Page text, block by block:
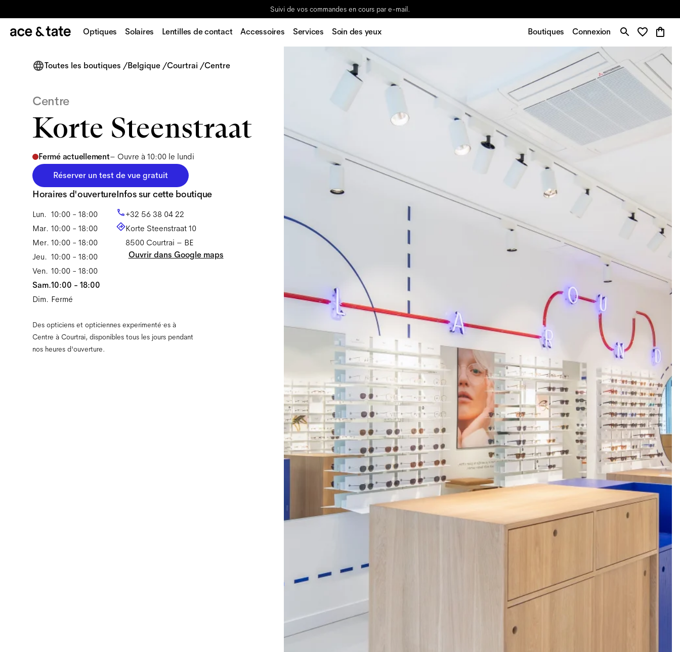
Suivi de vos commandes en cours par e-mail.
Optiques Solaires Lentilles de contact Accessoires Services Soin des yeux Boutiques Connexion
Toutes les boutiques /Belgique /Courtrai /Centre
Centre
Korte Steenstraat
Fermé actuellement– Ouvre à 10:00 le lundi
Réserver un test de vue gratuit
Horaires d'ouverture
Lun.
Mar.
Mer.
Jeu.
Ven.
Sam.
Dim.
10:00 - 18:00
10:00 - 18:00
10:00 - 18:00
10:00 - 18:00
10:00 - 18:00
10:00 - 18:00
Fermé
Infos sur cette boutique
+32 56 38 04 22
Korte Steenstraat 10
8500 Courtrai – BE
Ouvrir dans Google maps
Des opticiens et opticiennes experimenté·es à
Centre à Courtrai, disponibles tous les jours pendant
nos heures d'ouverture.